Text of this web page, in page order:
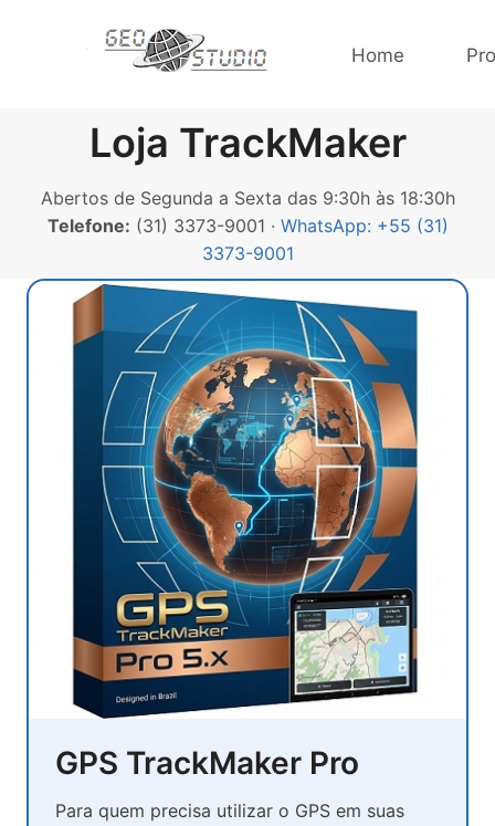
Home
Loja TrackMaker
Abertos de Segunda a Sexta das 9:30h às 18:30h
Telefone: (31) 3373-9001 · WhatsApp: +55 (31)
3373-9001
GPS TrackMaker Pro
Para quem precisa utilizar o GPS em suas